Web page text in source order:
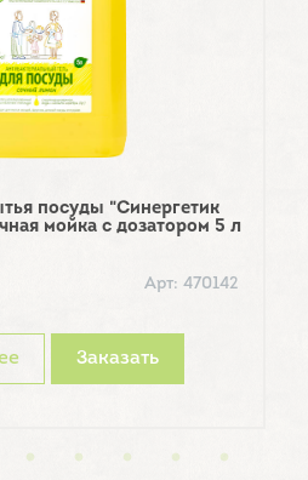
посуды "Синергетик
мойка с дозатором 5 л
Арт: 470142
Заказать